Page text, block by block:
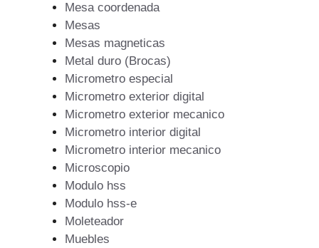
Mesa coordenada
Mesas
Mesas magneticas
Metal duro (Brocas)
Micrometro especial
Micrometro exterior digital
Micrometro exterior mecanico
Micrometro interior digital
Micrometro interior mecanico
Microscopio
Modulo hss
Modulo hss-e
Moleteador
Muebles